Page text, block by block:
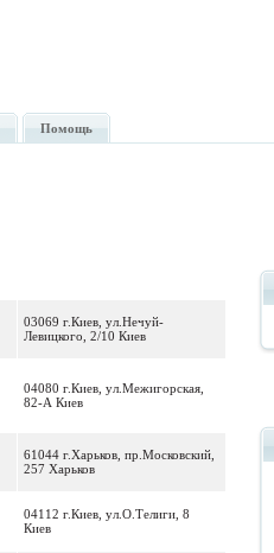
Помощь
03069 г.Киев, ул.Нечуй-
Левицкого, 2/10 Киев
04080 г.Киев, ул.Межигорская,
82-А Киев
61044 г.Харьков, пр.Московский,
257 Харьков
04112 г.Киев, ул.О.Телиги, 8
Киев